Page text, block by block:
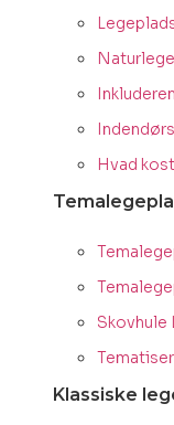
Hvad
Skovhule
Klassiske